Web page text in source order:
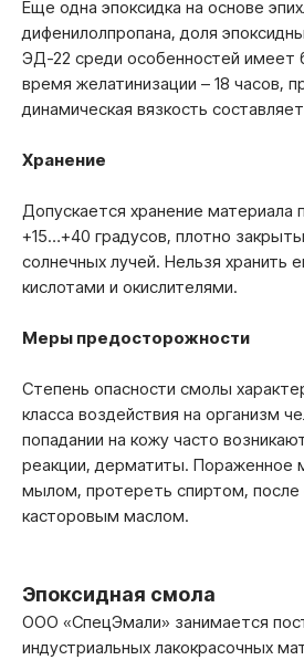
Еще одна эпоксидка на основе
дифенилолпропана, доля
ЭД-22 среди особенностей имеет
время желатинизации – 18 часов,
динамическая вязкость
Хранение
Допускается хранение материала
+15…+40 градусов, плотно
солнечных лучей. Нельзя хранить
кислотами и окислителями.
Меры предосторожности
Степень опасности смолы
класса воздействия на организм
попадании на кожу часто
реакции, дерматиты. Пораженное
мылом, протереть спиртом, после
касторовым маслом.
Эпоксидная смола
ООО «СпецЭмали» занимается
индустриальных лакокрасочных